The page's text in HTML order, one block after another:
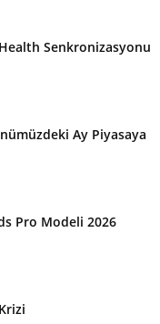
Senkronizasyonu
Ay Piyasaya
Pro Modeli 2026